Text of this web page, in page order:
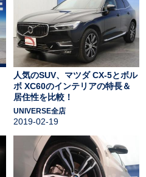
人気のSUV、マツダ CX-5とボル
ボ XC60のインテリアの特長＆
居住性を比較！
UNIVERSE全店
2019-02-19